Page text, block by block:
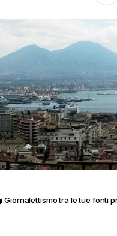
Giornalettismo tra le tue fonti